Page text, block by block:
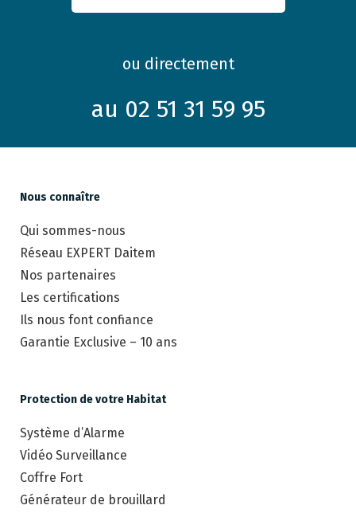
ou directement
au 02 51 31 59 95
Nous connaître
Qui sommes-nous
Réseau EXPERT Daitem
Nos partenaires
Les certifications
Ils nous font confiance
Garantie Exclusive – 10 ans
Protection de votre Habitat
Système d’Alarme
Vidéo Surveillance
Coffre Fort
Générateur de brouillard